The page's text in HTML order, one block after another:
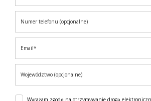
Wyrażam zgodę na otrzymywanie drogą